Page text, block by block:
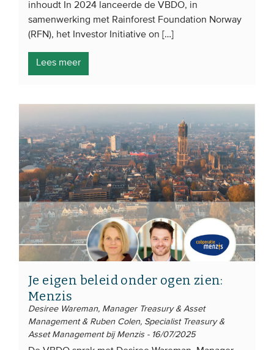
Onze leden
WAT WE DOEN
Engagement
Benchmarking
Kennisdeling
CONTACT
UITGEBREID ZOEKEN
inhoudt In 2024 lanceerde de VBDO, in
samenwerking met Rainforest Foundation Norway
(RFN), het Investor Initiative on […]
Lees meer
Je eigen beleid onder ogen zien:
Menzis
Desiree Wareman, Manager Treasury & Asset
Management & Ruben Colen, Specialist Treasury &
Asset Management bij Menzis - 16/07/2025